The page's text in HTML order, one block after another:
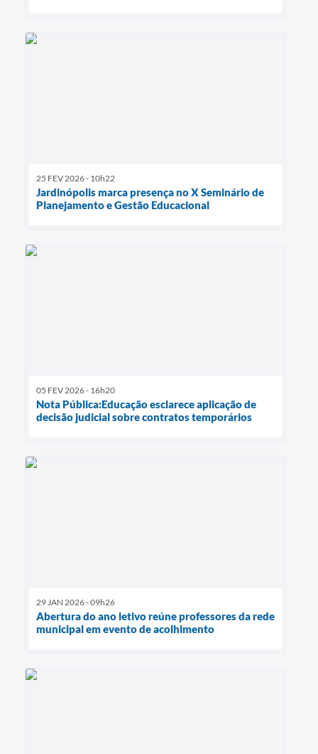
25 FEV 2026 - 10h22
Jardinópolis marca presença no X Seminário de
Planejamento e Gestão Educacional
05 FEV 2026 - 16h20
Nota Pública:Educação esclarece aplicação de
decisão judicial sobre contratos temporários
29 JAN 2026 - 09h26
Abertura do ano letivo reúne professores da rede
municipal em evento de acolhimento